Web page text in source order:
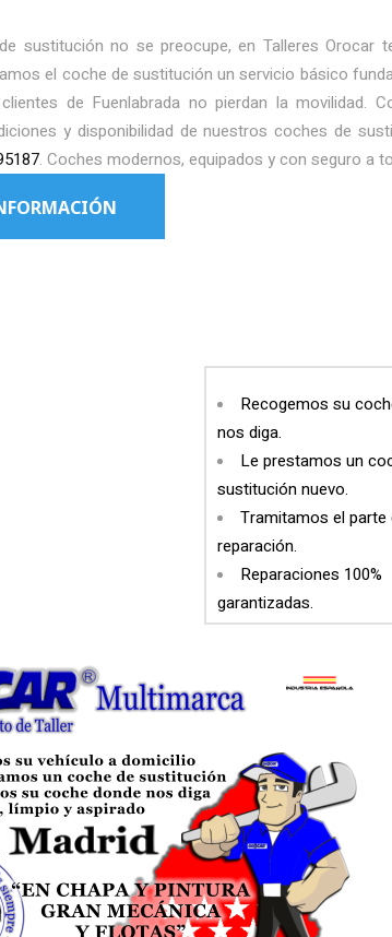
sustitución no se preocupe, en Talleres Orocar
el coche de sustitución un servicio básico
de Fuenlabrada no pierdan la movilidad.
y disponibilidad de nuestros coches de
. Coches modernos, equipados y con seguro a
Recogemos su
nos diga.
Le prestamos un
sustitución nuevo.
Tramitamos el parte
reparación.
Reparaciones 100%
garantizadas.